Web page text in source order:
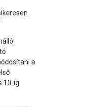
a
10-ig